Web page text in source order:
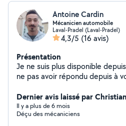
Antoine Cardin
Mécanicien automobile
Laval-Pradel (Laval-Pradel)
4,3/5 (16 avis)
Présentation
Je ne suis plus disponible
ne pas avoir répondu depuis à
Dernier avis laissé par
Il y a plus de 6 mois
Déçu des mécaniciens